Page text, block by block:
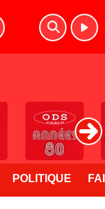
POLITIQUE